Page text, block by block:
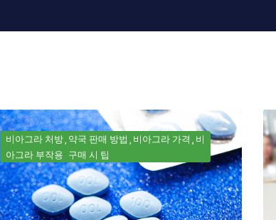
비아그라 처방 약국 판매 방법 비아그라 가격
비
아그라 부작용 구매 시 팁